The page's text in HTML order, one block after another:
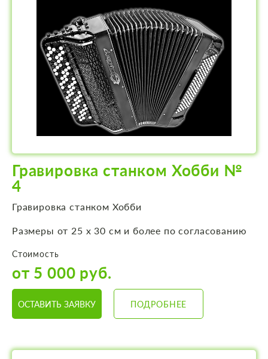
Гравировка станком Хобби №
4
Гравировка станком Хобби
Размеры от 25 х 30 см и более по согласованию
Стоимость
от 5 000 руб.
ОСТАВИТЬ ЗАЯВКУ ПОДРОБНЕЕ